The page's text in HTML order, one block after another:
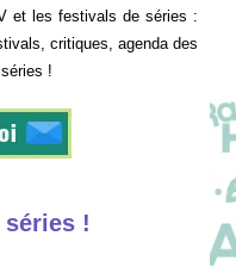
et les festivals de séries :
critiques, agenda des
!
!